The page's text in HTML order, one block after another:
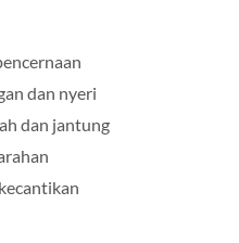
dan nyeri
dan jantung